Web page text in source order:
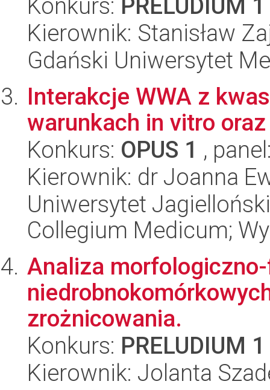
Konkurs: PRELUDIUM 1
Kierownik: Stanisław
Gdański Uniwersytet
Interakcje WWA z
warunkach in vitro
Konkurs: OPUS 1 ,
Kierownik: dr Joanna
Uniwersytet
Collegium Medicum;
Analiza
zrożnicowania.
Konkurs: PRELUDIUM 1
Kierownik: Jolanta